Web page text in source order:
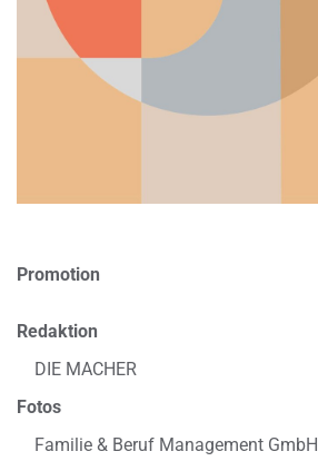
Promotion
Redaktion
DIE MACHER
Fotos
Familie & Beruf Management GmbH